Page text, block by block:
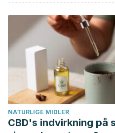
NATURLIGE MIDLER
CBD's indvirkning på